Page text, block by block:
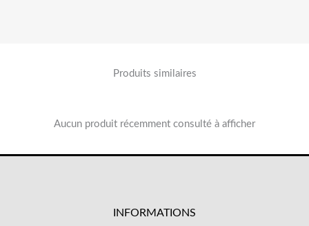
Produits similaires
Aucun produit récemment consulté à afficher
INFORMATIONS